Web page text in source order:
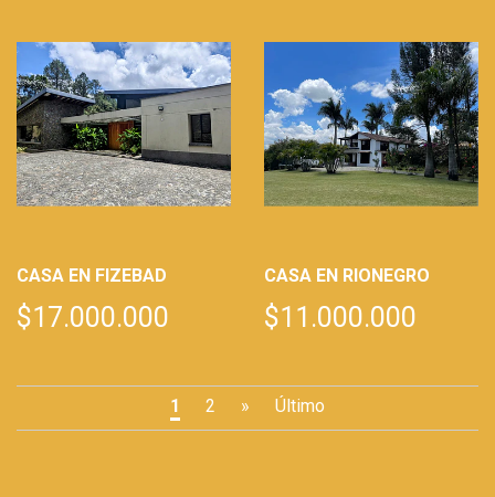
CASA EN FIZEBAD
$17.000.000
CASA EN RIONEGRO
$11.000.000
1 2 » Último